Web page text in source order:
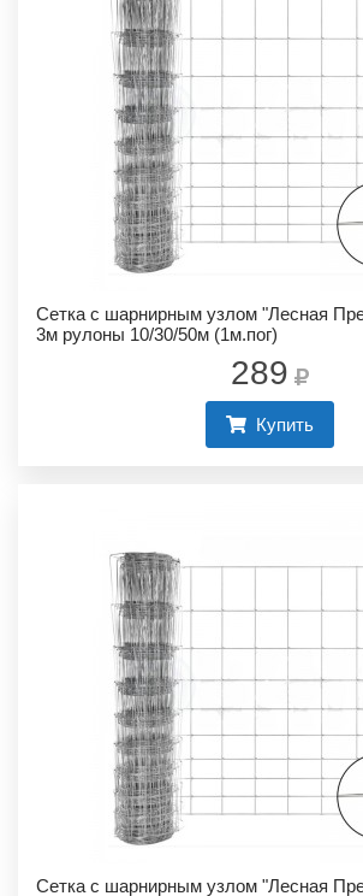
Сетка с шарнирным узлом "Лесная
3м рулоны 10/30/50м (1м.пог)
289
Купить
Сетка с шарнирным узлом "Лесная